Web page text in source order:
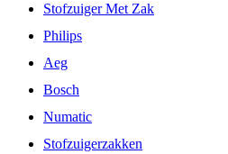
Stofzuiger Met Zak
Philips
Aeg
Bosch
Numatic
Stofzuigerzakken